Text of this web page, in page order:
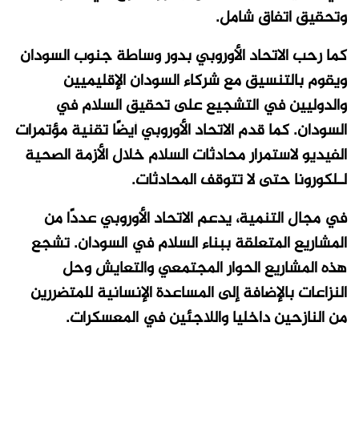
وتحقيق اتفاق شامل.
كما رحب الاتحاد الأوروبي بدور وساطة جنوب السودان
ويقوم بالتنسيق مع شركاء السودان الإقليميين
والدوليين في التشجيع على تحقيق السلام في
السودان. كما قدم الاتحاد الأوروبي أيضًا تقنية مؤتمرات
الفيديو لاستمرار محادثات السلام خلال الأزمة الصحية
لـلكورونا حتى لا تتوقف المحادثات.
في مجال التنمية، يدعم الاتحاد الأوروبي عددًا من
المشاريع المتعلقة ببناء السلام في السودان. تشجع
هذه المشاريع الحوار المجتمعي والتعايش وحل
النزاعات بالإضافة إلى المساعدة الإنسانية للمتضررين
من النازحين داخليا واللاجئين في المعسكرات.